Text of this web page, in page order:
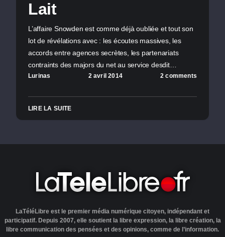
Lait
L’affaire Snowden est comme déjà oubliée et tout son
lot de révélations avec : les écoutes massives, les
accords entre agences secrètes, les partenariats
contraints des majors du net au service desdit…
Lurinas 2 avril 2014 2 comments
LIRE LA SUITE
LaTéléLibre est le premier média numérique citoyen, indépendant et
participatif. Depuis 2007, elle soutient la libre expression, la libre création, la
libre communication des pensées et des opinions, comme de l’information.